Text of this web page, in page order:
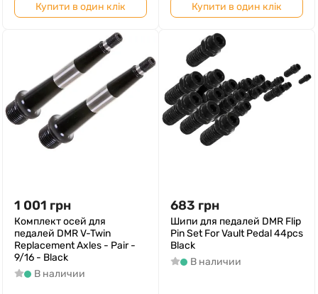
Купити в один клік Купити в один клік
1 001 грн
Комплект осей для
педалей DMR V-Twin
Replacement Axles - Pair -
9/16 - Black
В наличии
683 грн
Шипи для педалей DMR Flip
Pin Set For Vault Pedal 44pcs
Black
В наличии